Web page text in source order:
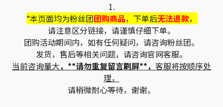
1.
*本页面均为粉丝团团购商品，下单后无法退款，
请注意区分链接，请谨慎仔细下单。
团购活动期间内，如有任何疑问，请咨询粉丝团。
发货，售后等相关问题，请咨询官网客服。
当前咨询量大，**请勿重复留言刷屏**， 客服将按顺序处
理，
请稍微耐心等待，谢谢。